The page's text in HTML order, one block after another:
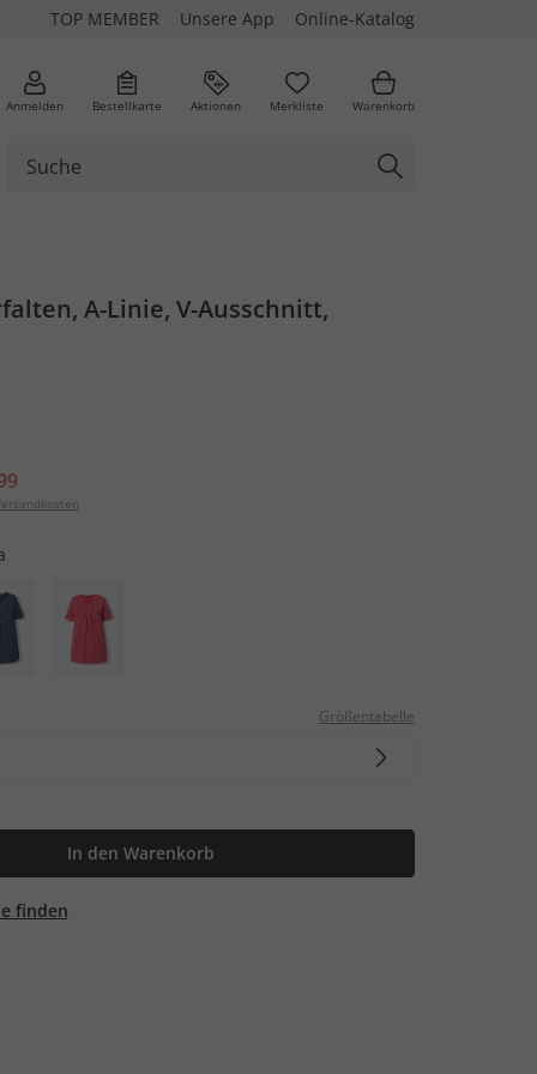
TOP MEMBER Unsere App Online-Katalog
Anmelden Bestellkarte Aktionen Merkliste Warenkorb
A-Linie, V-Ausschnitt,
Größentabelle
In den Warenkorb
finden